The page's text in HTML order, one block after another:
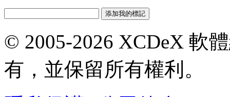
© 2005-2026 XCDeX 軟
有，並保留所有權利。